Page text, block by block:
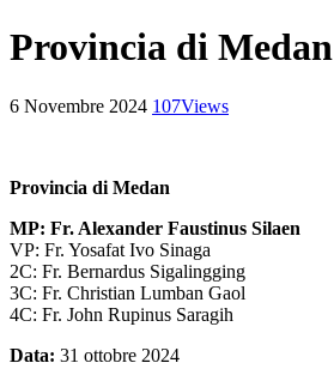
Provincia di Medan
6 Novembre 2024 107Views
Provincia di Medan
MP: Fr. Alexander Faustinus Silaen
VP: Fr. Yosafat Ivo Sinaga
2C: Fr. Bernardus Sigalingging
3C: Fr. Christian Lumban Gaol
4C: Fr. John Rupinus Saragih
Data: 31 ottobre 2024